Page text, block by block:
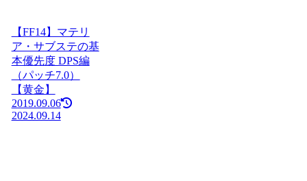
【FF14】マテリ
ア・サブステの基
本優先度 DPS編
（パッチ7.0）
【黄金】
2019.09.06
2024.09.14